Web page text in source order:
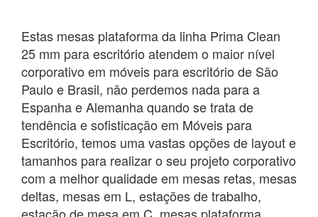
Estas mesas plataforma da linha Prima Clean
25 mm para escritório atendem o maior nível
corporativo em móveis para escritório de São
Paulo e Brasil, não perdemos nada para a
Espanha e Alemanha quando se trata de
tendência e sofisticação em Móveis para
Escritório, temos uma vastas opções de layout e
tamanhos para realizar o seu projeto corporativo
com a melhor qualidade em mesas retas, mesas
deltas, mesas em L, estações de trabalho,